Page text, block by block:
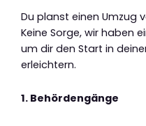
Du planst einen Umzug
Keine Sorge, wir haben
um dir den Start in
erleichtern.
1. Behördengänge